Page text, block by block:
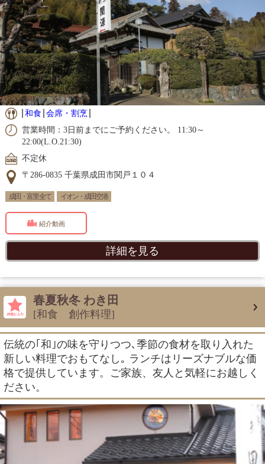
和食 会席・割烹
営業時間：3日前までにご予約ください。 11:30～
22:00(L.O.21:30)
不定休
〒286-0835 千葉県成田市関戸１０４
成田・富里 全て イオン・成田空港
紹介動画
詳細を見る
春夏秋冬 わき田
[和食 創作料理]
伝統の｢和｣の味を守りつつ､季節の食材を取り入れた
新しい料理でおもてなし｡ ランチはリーズナブルな価
格で提供しています。ご家族、友人と気軽にお越しく
ださい。